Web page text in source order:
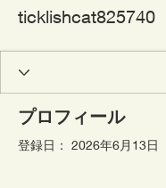
ticklishcat825740
プロフィール
登録日： 2026年6月13日